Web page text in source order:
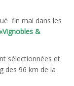
fin mai dans les
«Vignobles &
sélectionnées et
des 96 km de la